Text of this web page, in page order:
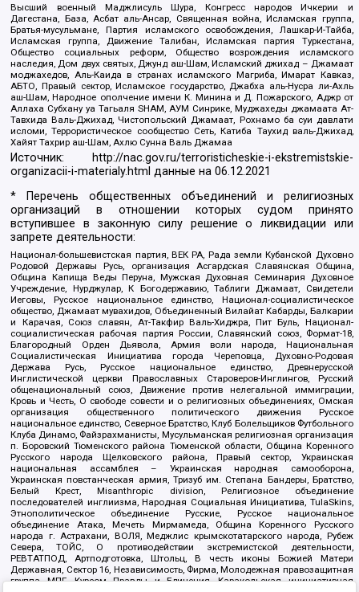
Высший военный Маджлисуль Шура, Конгресс народов Ичкерии и
Дагестана, База, Асбат аль-Ансар, Священная война, Исламская группа,
Братья-мусульмане, Партия исламского освобождения, Лашкар-И-Тайба,
Исламская группа, Движение Талибан, Исламская партия Туркестана,
Общество социальных реформ, Общество возрождения исламского
наследия, Дом двух святых, Джунд аш-Шам, Исламский джихад – Джамаат
моджахедов, Аль-Каида в странах исламского Магриба, Имарат Кавказ,
АБТО, Правый сектор, Исламское государство, Джабха аль-Нусра ли-Ахль
аш-Шам, Народное ополчение имени К. Минина и Д. Пожарского, Аджр от
Аллаха Субхану уа Тагьаля SHAM, АУМ Синрике, Муджахеды джамаата Ат-
Тавхида Валь-Джихад, Чистопольский Джамаат, Рохнамо ба суи давлати
исломи, Террористическое сообщество Сеть, Катиба Таухид валь-Джихад,
Хайят Тахрир аш-Шам, Ахлю Сунна Валь Джамаа
Источник:
http://nac.gov.ru/terroristicheskie-i-ekstremistskie-
organizacii-i-materialy.html данные на06.12.2021
* Перечень общественных объединений и религиозных
организаций в отношении которых судом принято
вступившее в законную силу решение о ликвидации или
запрете деятельности:
Национал-большевистская партия, ВЕК РА, Рада земли Кубанской Духовно
Родовой Державы Русь, организация Асгардская Славянская Община,
Община Капища Веды Перуна, Мужская Духовная Семинария Духовное
Учреждение, Нурджулар, К Богодержавию, Таблиги Джамаат, Свидетели
Иеговы, Русское национальное единство, Национал-социалистическое
общество, Джамаат мувахидов, Объединенный Вилайат Кабарды, Балкарии
и Карачая, Союз славян, Ат-Такфир Валь-Хиджра, Пит Буль, Национал-
социалистическая рабочая партия России, Славянский союз, Формат-18,
Благородный Орден Дьявола, Армия воли народа, Национальная
Социалистическая Инициатива города Череповца, Духовно-Родовая
Держава Русь, Русское национальное единство, Древнерусской
Инглистической церкви Православных Староверов-Инглингов, Русский
общенациональный союз, Движение против нелегальной иммиграции,
Кровь и Честь, О свободе совести и о религиозных объединениях, Омская
организация общественного политического движения Русское
национальное единство, Северное Братство, Клуб Болельщиков Футбольного
Клуба Динамо, Файзрахманисты, Мусульманская религиозная организация
п. Боровский Тюменского района Тюменской области, Община Коренного
Русского народа Щелковского района, Правый сектор, Украинская
национальная ассамблея – Украинская народная самооборона,
Украинская повстанческая армия, Тризуб им. Степана Бандеры, Братство,
Белый Крест, Misanthropic division, Религиозное объединение
последователей инглиизма, Народная Социальная Инициатива, TulaSkins,
Этнополитическое объединение Русские, Русское национальное
объединение Атака, Мечеть Мирмамеда, Община Коренного Русского
народа г. Астрахани, ВОЛЯ, Меджлис крымскотатарского народа, Рубеж
Севера, ТОЙС, О противодействии экстремистской деятельности,
РЕВТАТПОД, Артподготовка, Штольц, В честь иконы Божией Матери
Державная, Сектор 16, Независимость, Фирма, Молодежная правозащитная
группа МПГ, Курсом Правды и Единения, Каракольская инициативная